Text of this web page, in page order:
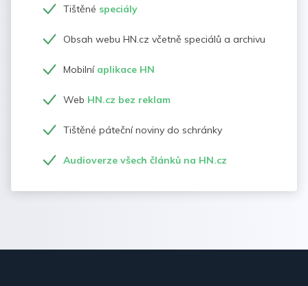
Tištěné speciály
Obsah webu HN.cz včetně speciálů a archivu
Mobilní aplikace HN
Web HN.cz bez reklam
Tištěné páteční noviny do schránky
Audioverze všech článků na HN.cz